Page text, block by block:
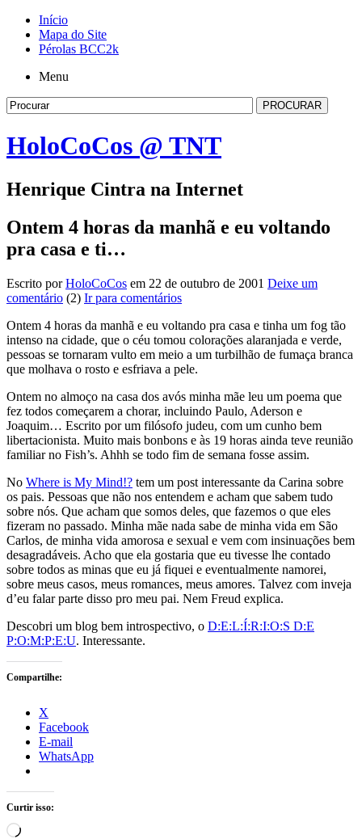
Início
Mapa do Site
Pérolas BCC2k
Menu
HoloCoCos @ TNT
Henrique Cintra na Internet
Ontem 4 horas da manhã e eu voltando
pra casa e ti…
Escrito porHoloCoCos em 22 de outubro de 2001 Deixe um
comentário (2) Ir para comentários
Ontem 4 horas da manhã e eu voltando pra casa e tinha um fog tão
intenso na cidade, que o céu tomou colorações alaranjada e verde,
pessoas se tornaram vulto em meio a um turbilhão de fumaça branca
que molhava o rosto e esfriava a pele.
Ontem no almoço na casa dos avós minha mãe leu um poema que
fez todos começarem a chorar, incluindo Paulo, Aderson e
Joaquim… Escrito por um filósofo judeu, com um cunho bem
libertacionista. Muito mais bonbons e às 19 horas ainda teve reunião
familiar no Fish’s. Ahhh se todo fim de semana fosse assim.
No Where is My Mind!? tem um post interessante da Carina sobre
os pais. Pessoas que não nos entendem e acham que sabem tudo
sobre nós. Que acham que somos deles, que fazemos o que eles
fizeram no passado. Minha mãe nada sabe de minha vida em São
Carlos, de minha vida amorosa e sexual e vem com insinuações bem
desagradáveis. Acho que ela gostaria que eu tivesse lhe contado
sobre todos as minas que eu já fiquei e eventualmente namorei,
sobre meus casos, meus romances, meus amores. Talvez com inveja
d’eu falar parte disso pro meu pai. Nem Freud explica.
Descobri um blog bem introspectivo, o D:E:L:Í:R:I:O:S D:E
P:O:M:P:E:U. Interessante.
Compartilhe:
X
Facebook
E-mail
WhatsApp
Curtir isso:
Carregando...